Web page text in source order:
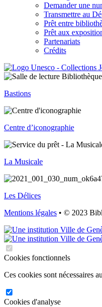
Demander une
Transmettre au
Prêt entre
Prêt aux
Partenariats
Crédits
Bastions
Centre d’iconographie
La Musicale
Les Délices
Mentions légales • © 2023
Cookies fonctionnels
Ces cookies sont nécessaires
Cookies d'analyse